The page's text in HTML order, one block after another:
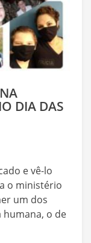
DIA DAS
e vê-lo
o ministério
um dos
humana, o de